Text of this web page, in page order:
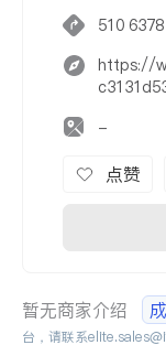
510
https://
-
点赞
暂无商家介绍
台，请联系